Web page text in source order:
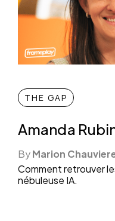
THE GAP
Amanda
ByMarion
Comment retrouver
nébuleuse IA.